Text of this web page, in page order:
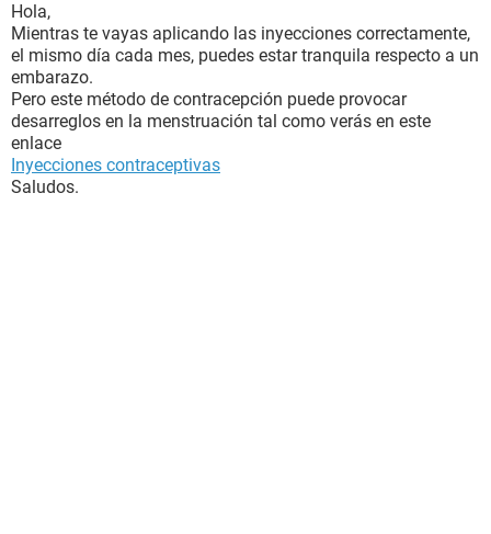
Hola,
Mientras te vayas aplicando las inyecciones correctamente,
el mismo día cada mes, puedes estar tranquila respecto a un
embarazo.
Pero este método de contracepción puede provocar
desarreglos en la menstruación tal como verás en este
enlace
Inyecciones contraceptivas
Saludos.